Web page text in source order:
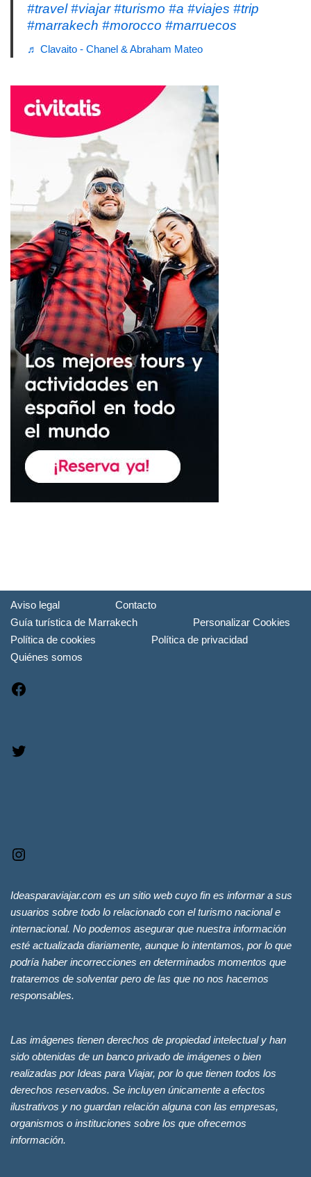
#travel #viajar #turismo #a #viajes #trip
#marrakech #morocco #marruecos
♬ Clavaito - Chanel & Abraham Mateo
Aviso legal
Contacto
Guía turística de Marrakech
Personalizar Cookies
Política de cookies
Política de privacidad
Quiénes somos
Ideasparaviajar.com es un sitio web cuyo fin es informar a sus
usuarios sobre todo lo relacionado con el turismo nacional e
internacional. No podemos asegurar que nuestra información
esté actualizada diariamente, aunque lo intentamos, por lo que
podría haber incorrecciones en determinados momentos que
trataremos de solventar pero de las que no nos hacemos
responsables.
Las imágenes tienen derechos de propiedad intelectual y han
sido obtenidas de un banco privado de imágenes o bien
realizadas por Ideas para Viajar, por lo que tienen todos los
derechos reservados. Se incluyen únicamente a efectos
ilustrativos y no guardan relación alguna con las empresas,
organismos o instituciones sobre los que ofrecemos
información.